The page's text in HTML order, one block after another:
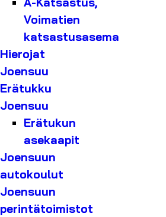
Voimatien
katsastusasema
Hierojat
Joensuu
Erätukku
Joensuu
Erätukun
asekaapit
Joensuun
autokoulut
Joensuun
perintätoimistot